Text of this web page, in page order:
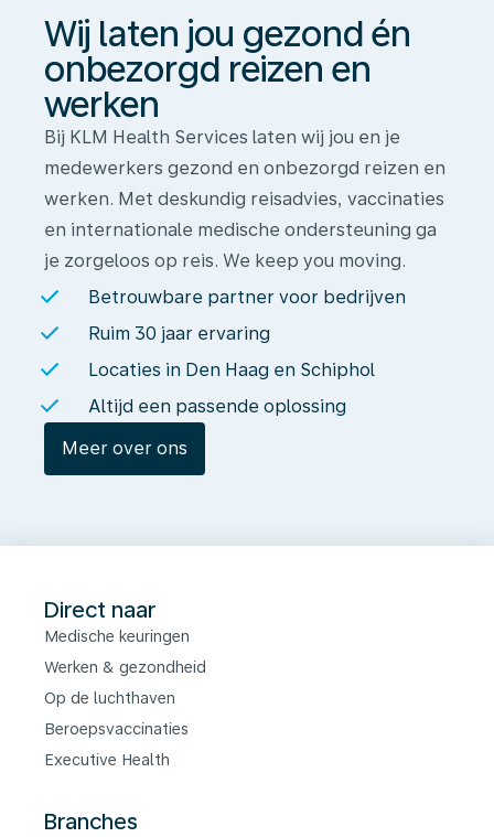
Wij laten jou gezond én
onbezorgd reizen en
werken
Bij KLM Health Services laten wij jou en je
medewerkers gezond en onbezorgd reizen en
werken. Met deskundig reisadvies, vaccinaties
en internationale medische ondersteuning ga
je zorgeloos op reis. We keep you moving.
Betrouwbare partner voor bedrijven
Ruim 30 jaar ervaring
Locaties in Den Haag en Schiphol
Altijd een passende oplossing
Meer over ons
Direct naar
Medische keuringen
Werken & gezondheid
Op de luchthaven
Beroepsvaccinaties
Executive Health
Branches